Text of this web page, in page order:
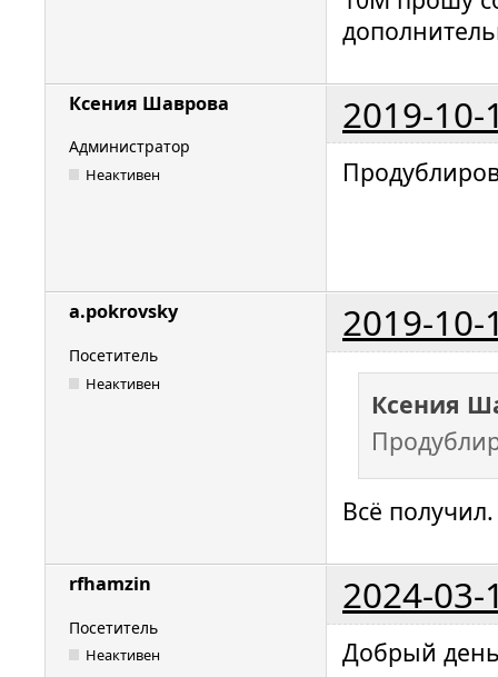
Ксения Шаврова 2019-10-
Администратор
Неактивен
a.pokrovsky 2019-10-
Посетитель
Неактивен
Ксения
Всё
rfhamzin 2024-03-
Посетитель
Неактивен
Добрый